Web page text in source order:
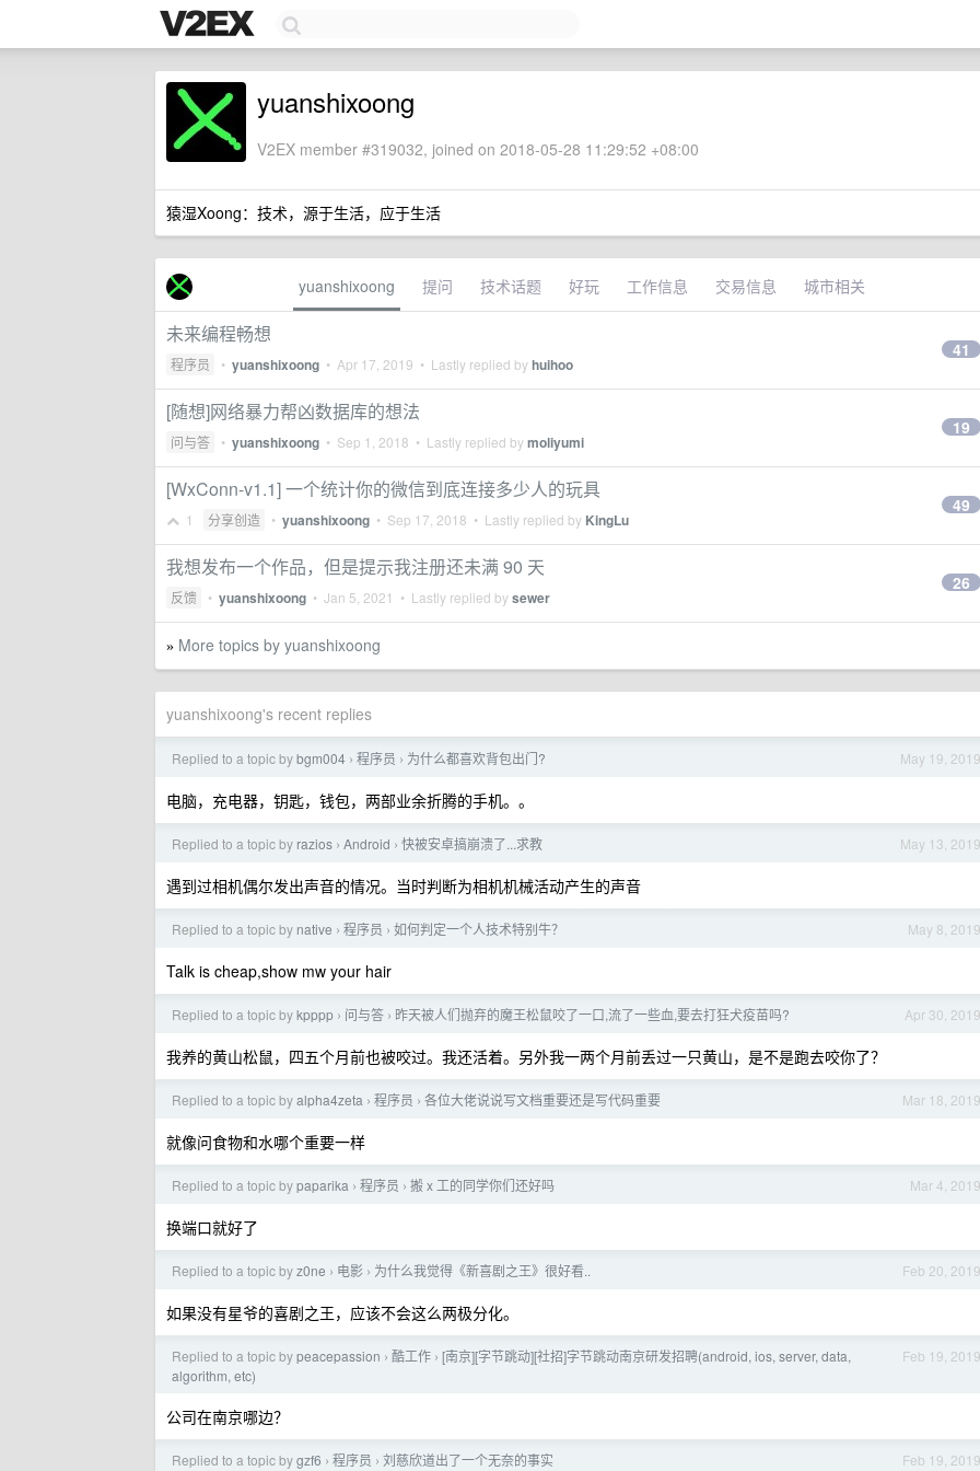
yuanshixoong
V2EX member #319032, joined on 2018-05-28 11:29:52 +08:00
猿湿Xoong：技术，源于生活，应于生活
yuanshixoong 提问 技术话题 好玩 工作信息 交易信息 城市相关
未来编程畅想
程序员 • yuanshixoong • Apr 17, 2019 • Lastly replied byhuihoo
41
[随想]网络暴力帮凶数据库的想法
问与答 • yuanshixoong • Sep 1, 2018 • Lastly replied bymoliyumi
19
[WxConn-v1.1] 一个统计你的微信到底连接多少人的玩具
1 分享创造 • yuanshixoong • Sep 17, 2018 • Lastly replied by KingLu
49
我想发布一个作品，但是提示我注册还未满 90 天
反馈 • yuanshixoong • Jan 5, 2021 • Lastly replied bysewer
26
» More topics by yuanshixoong
yuanshixoong's recent replies
May 19, 2019
Replied to a topic bybgm004 › 程序员 › 为什么都喜欢背包出门?
电脑，充电器，钥匙，钱包，两部业余折腾的手机。。
May 13, 2019
Replied to a topic by razios › Android › 快被安卓搞崩溃了...求教
遇到过相机偶尔发出声音的情况。当时判断为相机机械活动产生的声音
May 8, 2019
Replied to a topic by native › 程序员 › 如何判定一个人技术特别牛？
Talk is cheap,show mw your hair
Apr 30, 2019
Replied to a topic bykpppp › 问与答 › 昨天被人们抛弃的魔王松鼠咬了一口,流了一些血,要去打狂犬疫苗吗?
我养的黄山松鼠，四五个月前也被咬过。我还活着。另外我一两个月前丢过一只黄山，是不是跑去咬你了？
Mar 18, 2019
Replied to a topic byalpha4zeta › 程序员 › 各位大佬说说写文档重要还是写代码重要
就像问食物和水哪个重要一样
Mar 4, 2019
Replied to a topic bypaparika › 程序员 › 搬 x 工的同学你们还好吗
换端口就好了
Feb 20, 2019
Replied to a topic byz0ne › 电影 › 为什么我觉得《新喜剧之王》很好看..
如果没有星爷的喜剧之王，应该不会这么两极分化。
Feb 19, 2019
Replied to a topic bypeacepassion › 酷工作 › [南京][字节跳动][社招]字节跳动南京研发招聘(android, ios, server, data,
algorithm, etc)
公司在南京哪边？
Feb 19, 2019
Replied to a topic bygzf6 › 程序员 › 刘慈欣道出了一个无奈的事实